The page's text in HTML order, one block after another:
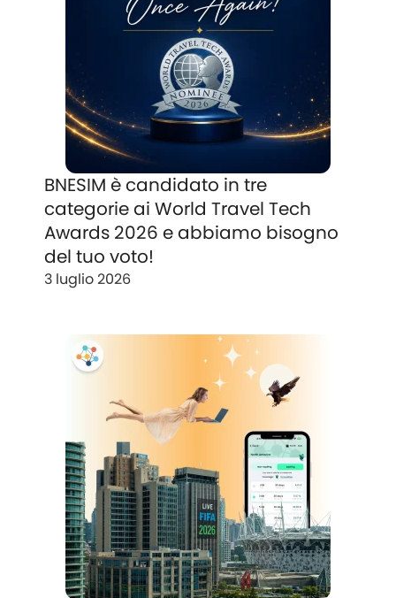
BNESIM è candidato in tre
categorie ai World Travel Tech
Awards 2026 e abbiamo bisogno
del tuo voto!
3 luglio 2026